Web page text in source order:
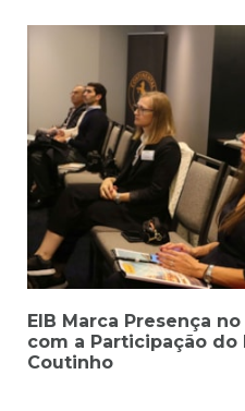
EIB apresenta novas
recauchutagem na